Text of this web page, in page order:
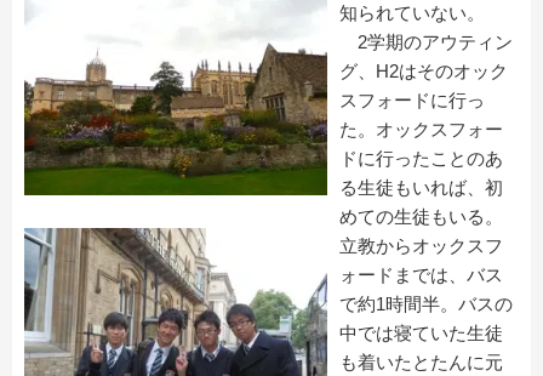
知られていない。
2学期のアウティン
グ、H2はそのオック
スフォードに行っ
た。オックスフォー
ドに行ったことのあ
る生徒もいれば、初
めての生徒もいる。
立教からオックスフ
ォードまでは、バス
で約1時間半。バスの
中では寝ていた生徒
も着いたとたんに元